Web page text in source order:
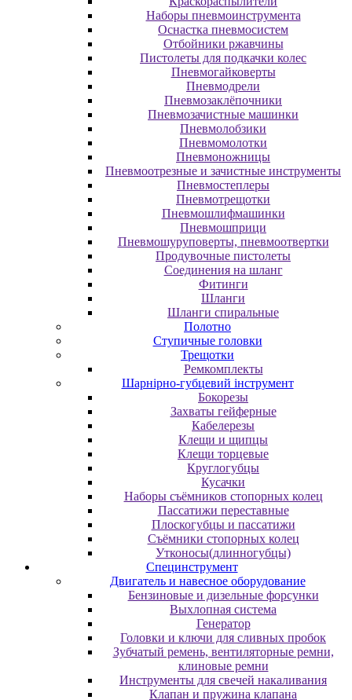
Наборы пневмоинструмента
Оснастка пневмосистем
Отбойники ржавчины
Пистолеты для подкачки колес
Пневмогайковерты
Пневмодрели
Пневмозаклёпочники
Пневмозачистные машинки
Пневмолобзики
Пневмомолотки
Пневмоножницы
Пневмоотрезные и зачистные инструменты
Пневмостеплеры
Пневмотрещотки
Пневмошлифмашинки
Пневмошприци
Пневмошуруповерты, пневмоотвертки
Продувочные пистолеты
Соединения на шланг
Фитинги
Шланги
Шланги спиральные
Полотно
Ступичные головки
Трещотки
Ремкомплекты
Шарнірно-губцевий інструмент
Бокорезы
Захваты гейферные
Кабелерезы
Клещи и щипцы
Клещи торцевые
Круглогубцы
Кусачки
Наборы съёмников стопорных колец
Пассатижи переставные
Плоскогубцы и пассатижи
Съёмники стопорных колец
Утконосы(длинногубцы)
Специнструмент
Двигатель и навесное оборудование
Бензиновые и дизельные форсунки
Выхлопная система
Генератор
Головки и ключи для сливных пробок
Зубчатый ремень, вентиляторные ремни,
клиновые ремни
Инструменты для свечей накаливания
Клапан и пружина клапана